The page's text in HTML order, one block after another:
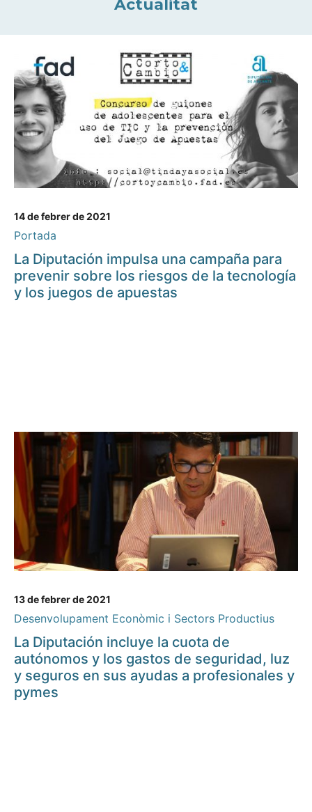
Actualitat
14 de febrer de 2021
Portada
La Diputación impulsa una campaña para
prevenir sobre los riesgos de la tecnología
y los juegos de apuestas
13 de febrer de 2021
Desenvolupament Econòmic i Sectors Productius
La Diputación incluye la cuota de
autónomos y los gastos de seguridad, luz
y seguros en sus ayudas a profesionales y
pymes